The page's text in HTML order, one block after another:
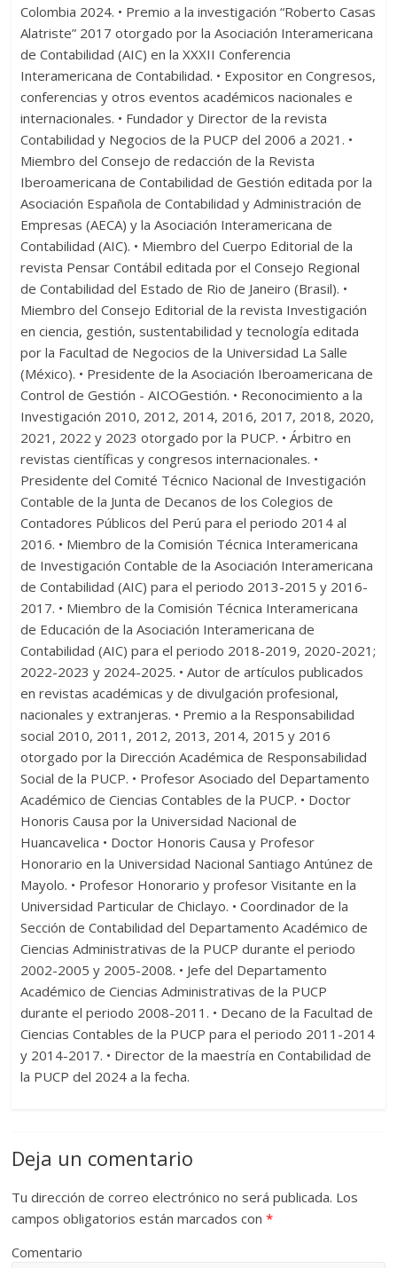
Colombia 2024. • Premio a la investigación “Roberto Casas
Alatriste” 2017 otorgado por la Asociación Interamericana
de Contabilidad (AIC) en la XXXII Conferencia
Interamericana de Contabilidad. • Expositor en Congresos,
conferencias y otros eventos académicos nacionales e
internacionales. • Fundador y Director de la revista
Contabilidad y Negocios de la PUCP del 2006 a 2021. •
Miembro del Consejo de redacción de la Revista
Iberoamericana de Contabilidad de Gestión editada por la
Asociación Española de Contabilidad y Administración de
Empresas (AECA) y la Asociación Interamericana de
Contabilidad (AIC). • Miembro del Cuerpo Editorial de la
revista Pensar Contábil editada por el Consejo Regional
de Contabilidad del Estado de Rio de Janeiro (Brasil). •
Miembro del Consejo Editorial de la revista Investigación
en ciencia, gestión, sustentabilidad y tecnología editada
por la Facultad de Negocios de la Universidad La Salle
(México). • Presidente de la Asociación Iberoamericana de
Control de Gestión - AICOGestión. • Reconocimiento a la
Investigación 2010, 2012, 2014, 2016, 2017, 2018, 2020,
2021, 2022 y 2023 otorgado por la PUCP. • Árbitro en
revistas científicas y congresos internacionales. •
Presidente del Comité Técnico Nacional de Investigación
Contable de la Junta de Decanos de los Colegios de
Contadores Públicos del Perú para el periodo 2014 al
2016. • Miembro de la Comisión Técnica Interamericana
de Investigación Contable de la Asociación Interamericana
de Contabilidad (AIC) para el periodo 2013-2015 y 2016-
2017. • Miembro de la Comisión Técnica Interamericana
de Educación de la Asociación Interamericana de
Contabilidad (AIC) para el periodo 2018-2019, 2020-2021;
2022-2023 y 2024-2025. • Autor de artículos publicados
en revistas académicas y de divulgación profesional,
nacionales y extranjeras. • Premio a la Responsabilidad
social 2010, 2011, 2012, 2013, 2014, 2015 y 2016
otorgado por la Dirección Académica de Responsabilidad
Social de la PUCP. • Profesor Asociado del Departamento
Académico de Ciencias Contables de la PUCP. • Doctor
Honoris Causa por la Universidad Nacional de
Huancavelica • Doctor Honoris Causa y Profesor
Honorario en la Universidad Nacional Santiago Antúnez de
Mayolo. • Profesor Honorario y profesor Visitante en la
Universidad Particular de Chiclayo. • Coordinador de la
Sección de Contabilidad del Departamento Académico de
Ciencias Administrativas de la PUCP durante el periodo
2002-2005 y 2005-2008. • Jefe del Departamento
Académico de Ciencias Administrativas de la PUCP
durante el periodo 2008-2011. • Decano de la Facultad de
Ciencias Contables de la PUCP para el periodo 2011-2014
y 2014-2017. • Director de la maestría en Contabilidad de
la PUCP del 2024 a la fecha.
Deja un comentario
Tu dirección de correo electrónico no será publicada. Los
campos obligatorios están marcados con*
Comentario